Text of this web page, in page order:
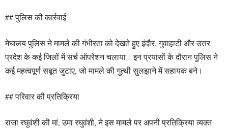
## पुलिस की कार्रवाई
मेघालय पुलिस ने मामले की गंभीरता को देखते हुए इंदौर, गुवाहाटी और उत्तर
प्रदेश के कई जिलों में सर्च ऑपरेशन चलाया। इन प्रयासों के दौरान पुलिस ने
कई महत्वपूर्ण सबूत जुटाए, जो मामले की गुत्थी सुलझाने में सहायक बने।
## परिवार की प्रतिक्रिया
राजा रघुवंशी की मां, उमा रघुवंशी, ने इस मामले पर अपनी प्रतिक्रिया व्यक्त